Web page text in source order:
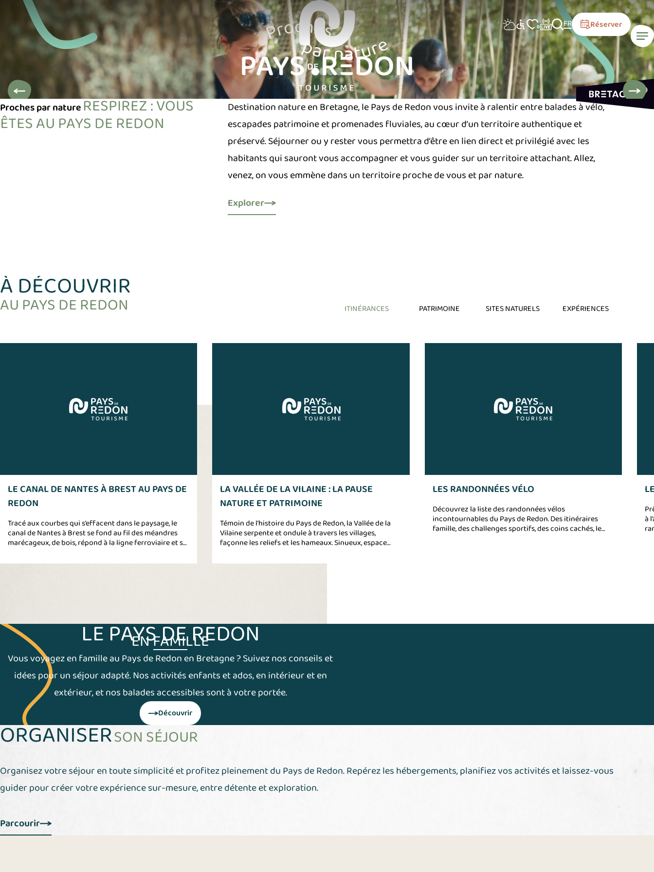
0 FR Réserver
Pays de Redon - Tourisme
Île aux pies - Georges Engel
Proches par natureRESPIREZ : VOUS
ÊTES AU PAYS DE REDON
Destination nature en Bretagne, le Pays de Redon vous invite à ralentir entre balades à vélo,
escapades patrimoine et promenades fluviales, au cœur d’un territoire authentique et
préservé.Séjourner ou y rester vous permettra d’être en lien direct et privilégié avec les
habitants qui sauront vous accompagner et vous guider sur un territoire attachant.Allez,
venez, on vous emmène dans un territoire proche de vous et par nature.
Explorer
(S'ouvre dans un nouvel onglet)
À DÉCOUVRIR
AU PAYS DE REDON ITINÉRANCES PATRIMOINE SITES NATURELS EXPÉRIENCES
LE CANAL DE NANTES À BREST AU PAYS DE
REDON
Tracé aux courbes qui s’effacent dans le paysage, le
canal de Nantes à Brest se fond au fil des méandres
marécageux, de bois, répond à la ligne ferroviaire et se
LA VALLÉE DE LA VILAINE : LA PAUSE
NATURE ET PATRIMOINE
Témoin de l’histoire du Pays de Redon, la Vallée de la
Vilaine serpente et ondule à travers les villages,
façonne les reliefs et les hameaux. Sinueux, espace
apporte son flot de plaisirs : balades en bateau, pêche,
LES RANDONNÉES VÉLO
Découvrez la liste des randonnées vélos
incontournables du Pays de Redon. Des itinéraires
famille, des challenges sportifs, des coins cachés, le
à
LE PAYS DE REDON
EN FAMILLE
Vous voyagez en famille au Pays de Redon en Bretagne ? Suivez nos conseils et
idées pour un séjour adapté. Nos activités enfants et ados, en intérieur et en
extérieur, et nos balades accessibles sont à votre portée.
Découvrir
(S'ouvre dans un nouvel onglet)
ORGANISERSON SÉJOUR
Organisez votre séjour en toute simplicité et profitez pleinement du Pays de Redon. Repérez les hébergements, planifiez vos activités et laissez-vous
guider pour créer votre expérience sur-mesure, entre détente et exploration.
Parcourir
(S'ouvre dans un nouvel onglet)